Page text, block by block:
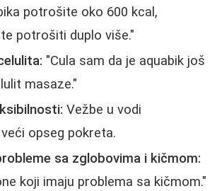
potrošite oko 600 kcal,
potrošiti duplo više."
"Cula sam da je aquabik još
masaze."
Vežbe u vodi
opseg pokreta.
sa zglobovima i kičmom:
koji imaju problema sa kičmom."